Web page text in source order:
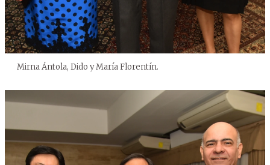
Mirna Ántola, Dido y María Florentín.